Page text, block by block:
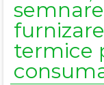
termice